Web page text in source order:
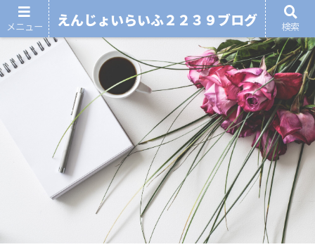
メニュー えんじょいらいふ２２３９ブログ 検索